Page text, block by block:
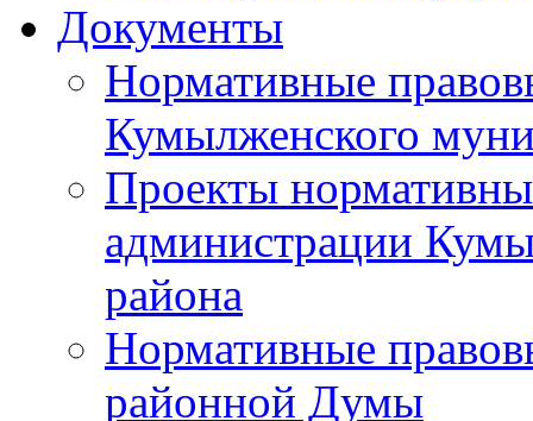
Документы
Нормативные
Кумылженского
Проекты
администрации
района
Нормативные
районной Думы